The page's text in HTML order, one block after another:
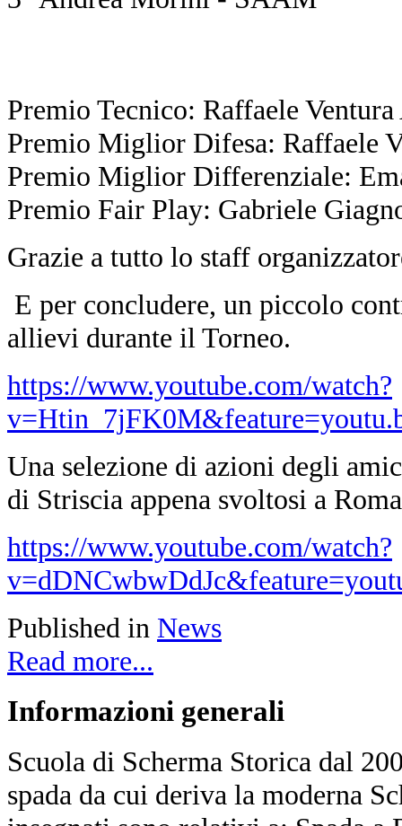
Premio Tecnico: Raffaele
Premio Miglior Difesa: Raffaele
Premio Miglior Differenziale:
Premio Fair Play: Gabriele
Grazie a tutto lo staff
E per concludere, un piccolo
allievi durante il Torneo.
https://www.youtube.com/watch?
Una selezione di azioni degli
di Striscia appena svoltosi a
https://www.youtube.com/watch?
Published in News
Read more...
Informazioni generali
Scuola di Scherma Storica dal
spada da cui deriva la moderna